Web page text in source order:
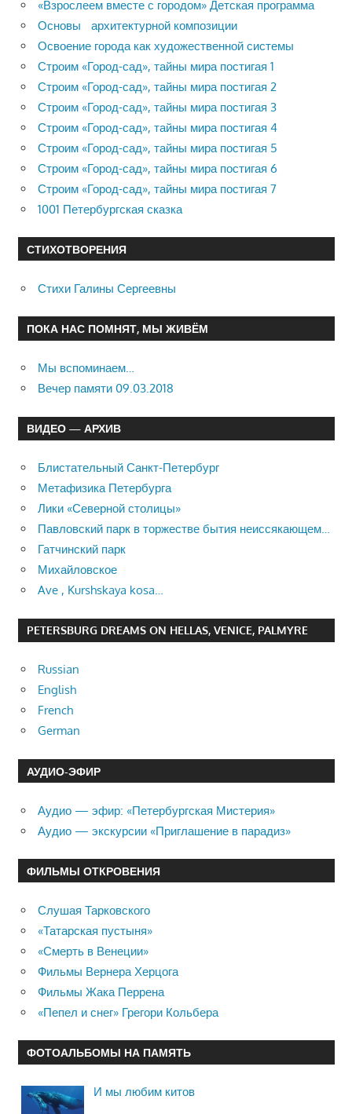
«Взрослеем вместе с городом» Детская программа
Основы архитектурной композиции
Освоение города как художественной системы
Строим «Город-сад», тайны мира постигая 1
Строим «Город-сад», тайны мира постигая 2
Строим «Город-сад», тайны мира постигая 3
Строим «Город-сад», тайны мира постигая 4
Строим «Город-сад», тайны мира постигая 5
Строим «Город-сад», тайны мира постигая 6
Строим «Город-сад», тайны мира постигая 7
1001 Петербургская сказка
СТИХОТВОРЕНИЯ
Стихи Галины Сергеевны
ПОКА НАС ПОМНЯТ, МЫ ЖИВЁМ
Мы вспоминаем…
Вечер памяти 09.03.2018
ВИДЕО — АРХИВ
Блистательный Санкт-Петербург
Метафизика Петербурга
Лики «Северной столицы»
Павловский парк в торжестве бытия неиссякающем…
Гатчинский парк
Михайловское
Ave , Kurshskaya kosa…
PETERSBURG DREAMS ON HELLAS, VENICE, PALMYRE
Russian
English
French
German
АУДИО-ЭФИР
Аудио — эфир: «Петербургская Мистерия»
Аудио — экскурсии «Приглашение в парадиз»
ФИЛЬМЫ ОТКРОВЕНИЯ
Слушая Тарковского
«Татарская пустыня»
«Смерть в Венеции»
Фильмы Вернера Херцога
Фильмы Жака Перрена
«Пепел и снег» Грегори Кольбера
ФОТОАЛЬБОМЫ НА ПАМЯТЬ
И мы любим китов